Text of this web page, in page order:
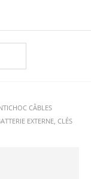
CÂBLES
EXTERNE, CLÉS